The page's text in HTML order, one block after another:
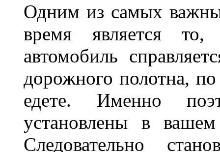
Одним из самых
время является то,
автомобиль
дорожного полотна,
едете. Именно
установлены в
Следовательно